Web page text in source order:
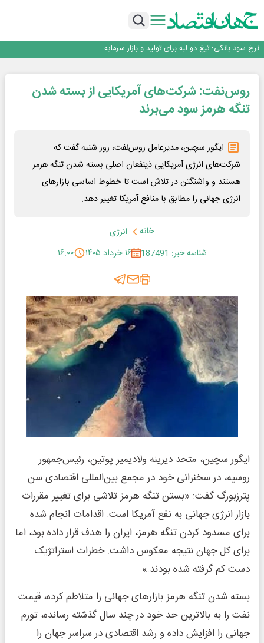
عبور فکور صنعت از مرز ۵۳ همت درآمد
نرخ سود بانکی؛ تیغ دو لبه برای تولید و بازار سرمایه
طلسم خانه‌سازی چینی‌ها در ایران شکسته می‌شود؟
عبور فکور صنعت از مرز ۵۳ همت درآمد
رییس‌کل بیمه مرکزی: برای حقوق مردم خط قرمز ندارم
روس‌نفت: شرکت‌های آمریکایی از بسته شدن
تنگه هرمز سود می‌برند
ایگور سچین، مدیرعامل روس‌نفت، روز شنبه گفت که
شرکت‌های انرژی آمریکایی ذینفعان اصلی بسته شدن تنگه هرمز
هستند و واشنگتن در تلاش است تا خطوط اساسی بازارهای
انرژی جهانی را مطابق با منافع آمریکا تغییر دهد.
خانه
انرژی
شناسه خبر: 187491
۱۶ خرداد ۱۴۰۵ ۱۶:۰۰
ایگور سچین، متحد دیرینه ولادیمیر پوتین، رئیس‌جمهور
روسیه، در سخنرانی خود در مجمع بین‌المللی اقتصادی سن
پترزبورگ گفت: «بستن تنگه هرمز تلاشی برای تغییر مقررات
بازار انرژی جهانی به نفع آمریکا است. اقدامات انجام شده
برای مسدود کردن تنگه هرمز، ایران را هدف قرار داده بود، اما
برای کل جهان نتیجه معکوس داشت. خطرات استراتژیک
دست کم گرفته شده بودند.»
بسته شدن تنگه هرمز بازارهای جهانی را متلاطم کرده، قیمت
نفت را به بالاترین حد خود در چند سال گذشته رسانده، تورم
جهانی را افزایش داده و رشد اقتصادی در سراسر جهان را